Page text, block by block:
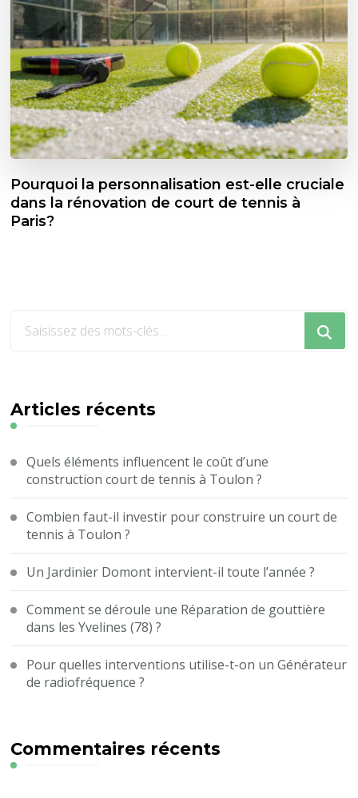
Pourquoi la personnalisation est-elle cruciale
dans la rénovation de court de tennis à
Paris?
?
Articles récents
Quels éléments influencent le coût d’une
construction court de tennis à Toulon ?
Combien faut-il investir pour construire un court de
tennis à Toulon ?
Un Jardinier Domont intervient-il toute l’année ?
Comment se déroule une Réparation de gouttière
dans les Yvelines (78) ?
Pour quelles interventions utilise-t-on un Générateur
de radiofréquence ?
Commentaires récents